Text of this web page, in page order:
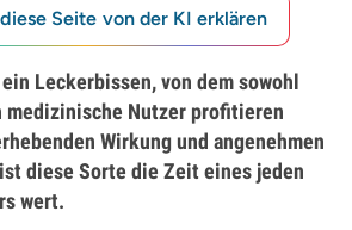
diese Seite von der KI erklären
Leckerbissen, von dem sowohl
medizinische Nutzer profitieren
Wirkung und angenehmen
diese Sorte die Zeit eines jeden
wert.